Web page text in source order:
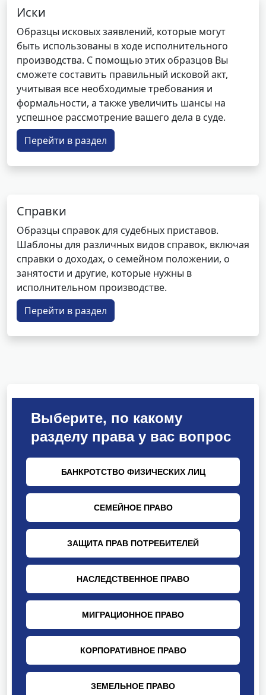
Иски
Образцы исковых заявлений, которые могут
быть использованы в ходе исполнительного
производства. С помощью этих образцов Вы
сможете составить правильный исковой акт,
учитывая все необходимые требования и
формальности, а также увеличить шансы на
успешное рассмотрение вашего дела в суде.
Перейти в раздел
Справки
Образцы справок для судебных приставов.
Шаблоны для различных видов справок, включая
справки о доходах, о семейном положении, о
занятости и другие, которые нужны в
исполнительном производстве.
Перейти в раздел